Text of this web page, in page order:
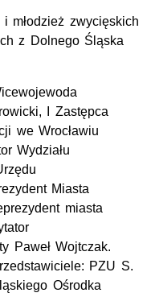
młodzież zwycięskich
z Dolnego Śląska
I Zastępca
we Wrocławiu
Wydziału
Miasta
miasta
Paweł Wojtczak.
PZU S.
Ośrodka